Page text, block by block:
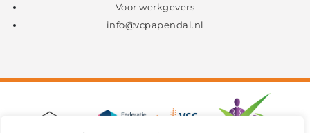
Voor werkgevers
info@vcpapendal.nl